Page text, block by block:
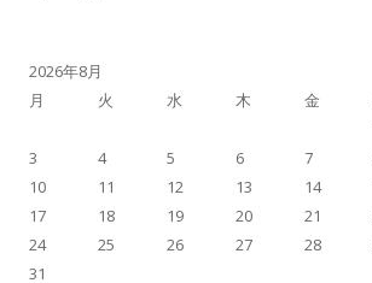
2026年8月
月
火 水 木 金
3
4 5 6 7
10
11 12 13 14
17
18 19 20 21
24
25 26 27 28
31